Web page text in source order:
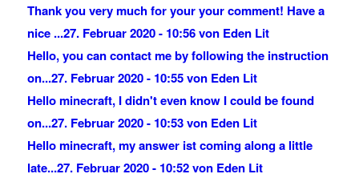
Thank you very much for your your comment! Have a
nice ...27. Februar 2020 - 10:56 von Eden Lit
Hello, you can contact me by following the instruction
on...27. Februar 2020 - 10:55 von Eden Lit
Hello minecraft, I didn't even know I could be found
on...27. Februar 2020 - 10:53 von Eden Lit
Hello minecraft, my answer ist coming along a little
late...27. Februar 2020 - 10:52 von Eden Lit